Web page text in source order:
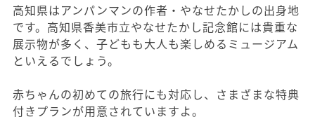
高知県はアンパンマンの作者・やなせたかしの出身地
です。高知県香美市立やなせたかし記念館には貴重な
展示物が多く、子どもも大人も楽しめるミュージアム
といえるでしょう。
赤ちゃんの初めての旅行にも対応し、さまざまな特典
付きプランが用意されていますよ。